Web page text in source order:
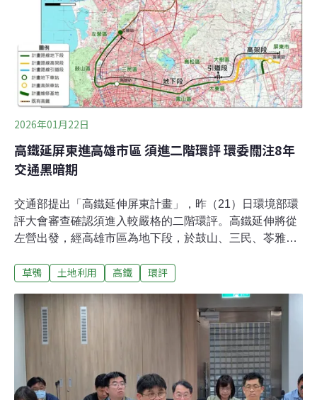
2026年01月22日
高鐵延屏東進高雄市區 須進二階環評 環委關注8年
交通黑暗期
交通部提出「高鐵延伸屏東計畫」，昨（21）日環境部環
評大會審查確認須進入較嚴格的二階環評。高鐵延伸將從
左營出發，經高雄市區為地下段，於鼓山、三民、苓雅、
環委憂心影響交通、空品，也質疑路線與台鐵、快速道路
估。高鐵延伸屏東 施工期8.8年環境部昨日召開第44次環
評大會，審查交通部鐵道局提出的「高鐵延伸屏東計畫
（沿台鐵路廊經高雄車站方案）」。鐵道局早在2022年就
提出「高鐵延伸屏東計畫」，並完成範疇界定、進入專案
小組實質審查。當時路線從左營出發，往東沿著後勁溪、
獅龍溪進入鳥松區，再跨越高屏溪進入屏東市六塊厝。鐵
草鴞 土地利用 高鐵 環評